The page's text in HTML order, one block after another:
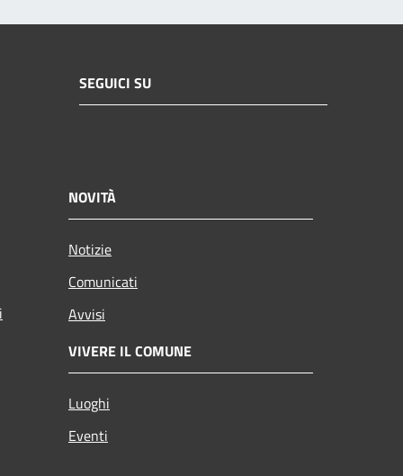
SEGUICI SU
NOVITÀ
Notizie
Comunicati
Avvisi
VIVERE IL COMUNE
Luoghi
Eventi